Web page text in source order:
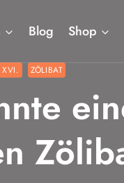
Blog Shop
XVI. ZÖLIBAT